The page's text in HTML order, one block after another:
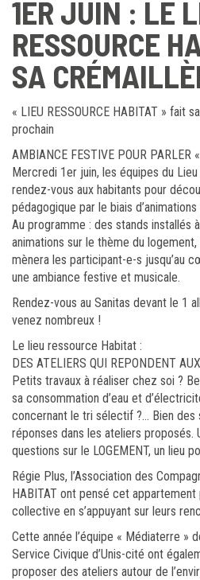
1ER JUIN : LE
RESSOURCE
SA
« LIEU RESSOURCE HABITAT » fait
prochain
AMBIANCE FESTIVE POUR PARLER
Mercredi 1er juin, les équipes du
rendez-vous aux habitants pour
pédagogique par le biais
Au programme : des stands installés
animations sur le thème du
mènera les participant-e-s jusqu’au
une ambiance festive et musicale.
Rendez-vous au Sanitas devant le 1
venez nombreux !
Le lieu ressource Habitat :
DES ATELIERS QUI REPONDENT
Petits travaux à réaliser chez soi ?
sa consommation d’eau et
concernant le tri sélectif ?… Bien des
réponses dans les ateliers proposés.
questions sur le LOGEMENT, un lieu
Régie Plus, l’Association des
HABITAT ont pensé cet
collective en s’appuyant sur leurs
Cette année l’équipe « Médiaterre »
Service Civique d’Unis-cité ont
proposer des ateliers autour de